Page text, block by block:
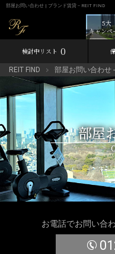
部屋お問い合わせ | ブランド賃貸－REIT FIND
5大
キャンペ
検討中リスト 0
REIT FIND 部屋お問い合わせ
部屋
お電話でお問い合